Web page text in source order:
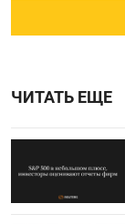
ЧИТАТЬ ЕЩЕ